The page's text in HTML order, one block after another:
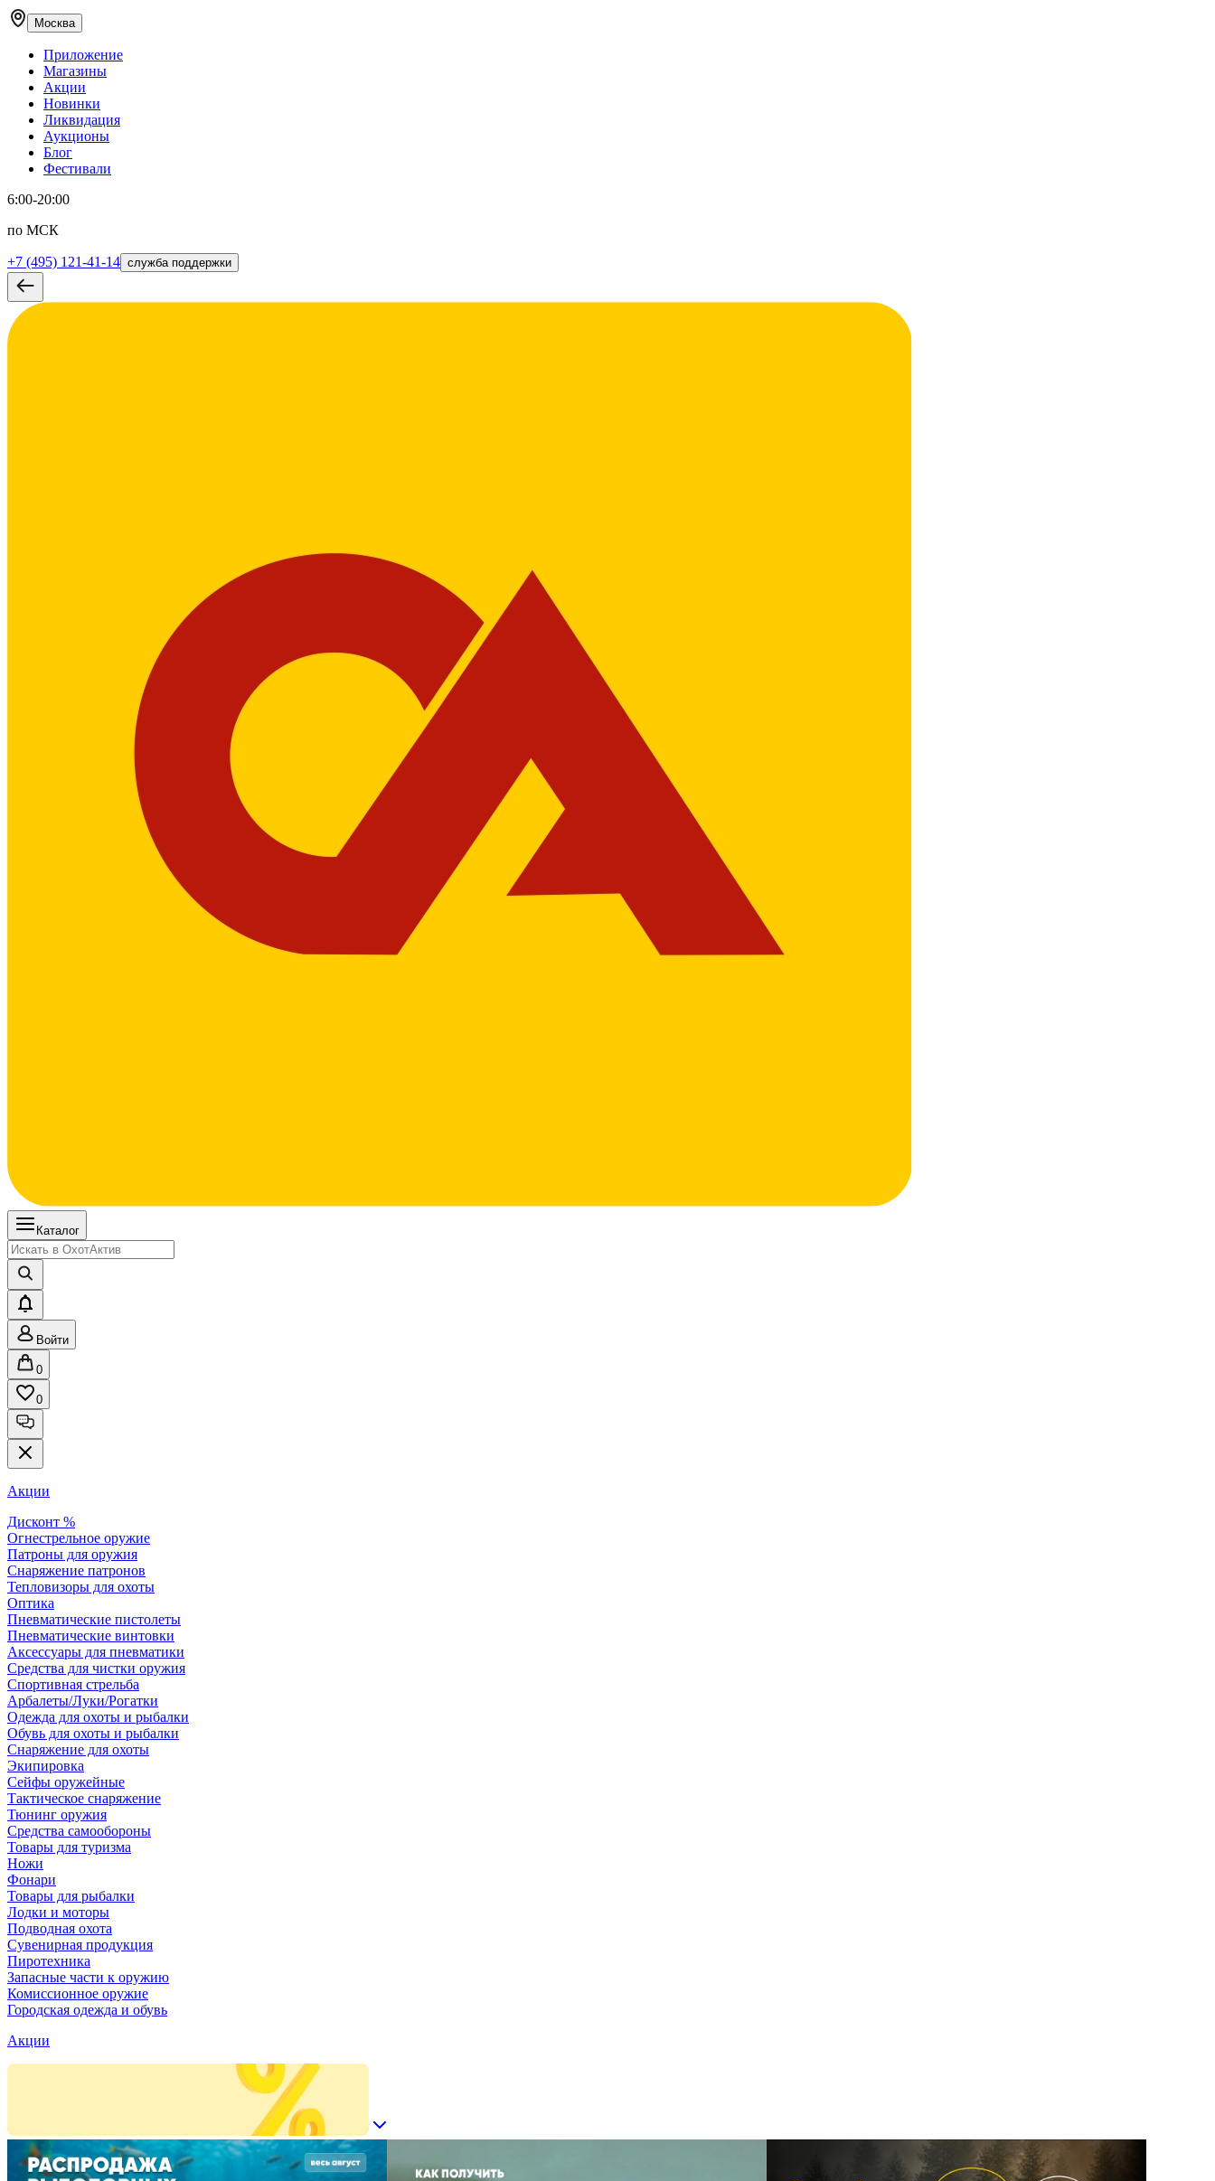
Москва
Приложение
Магазины
Акции
Новинки
Ликвидация
Аукционы
Блог
Фестивали
6:00-20:00
по МСК
+7 (495) 121-41-14 служба поддержки
Каталог
Войти
0
0
Акции
Дисконт %
Огнестрельное оружие
Патроны для оружия
Снаряжение патронов
Тепловизоры для охоты
Оптика
Пневматические пистолеты
Пневматические винтовки
Аксессуары для пневматики
Средства для чистки оружия
Спортивная стрельба
Арбалеты/Луки/Рогатки
Одежда для охоты и рыбалки
Обувь для охоты и рыбалки
Снаряжение для охоты
Экипировка
Сейфы оружейные
Тактическое снаряжение
Тюнинг оружия
Средства самообороны
Товары для туризма
Ножи
Фонари
Товары для рыбалки
Лодки и моторы
Подводная охота
Сувенирная продукция
Пиротехника
Запасные части к оружию
Комиссионное оружие
Городская одежда и обувь
Акции